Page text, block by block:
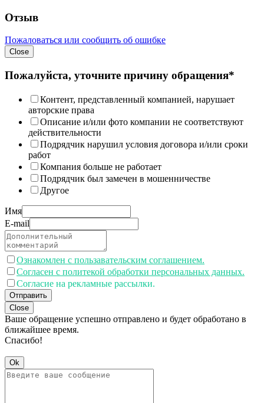
Отзыв
Пожаловаться или сообщить об ошибке
Close
Пожалуйста, уточните причину обращения*
Контент, представленный компанией, нарушает
авторские права
Описание и/или фото компании не соответствуют
действительности
Подрядчик нарушил условия договора и/или сроки
работ
Компания больше не работает
Подрядчик был замечен в мошенничестве
Другое
Имя
E-mail
Ознакомлен с пользавательским соглашением.
Согласен с политекой обработки персональных данных.
Согласие на рекламные рассылки.
Отправить
Close
Ваше обращение успешно отправлено и будет обработано в
ближайшее время.
Спасибо!
Ok